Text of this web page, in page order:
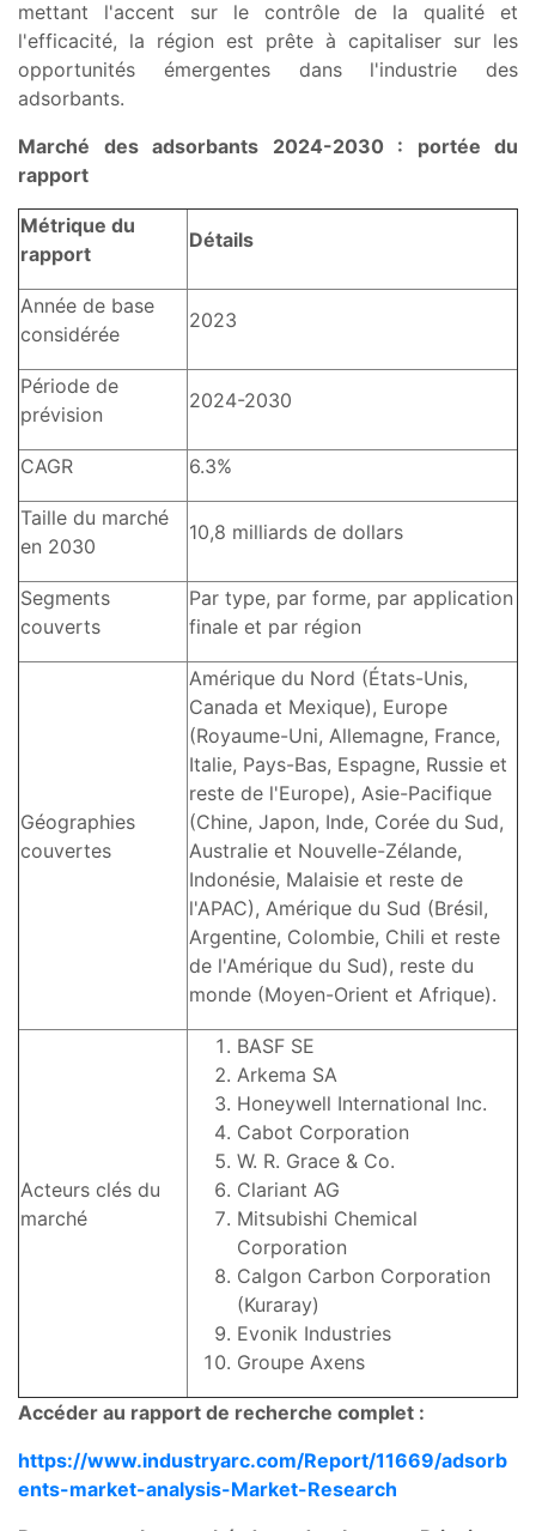
mettant l'accent sur le contrôle de la qualité et
l'efficacité, la région est prête à capitaliser sur les
opportunités émergentes dans l'industrie des
adsorbants.
Marché des adsorbants 2024-2030 : portée du
rapport
Métrique du
rapport
Détails
Année de base
considérée
2023
Période de
prévision
2024-2030
CAGR 6.3%
Taille du marché
en 2030
10,8 milliards de dollars
Segments
couverts
Par type, par forme, par application
finale et par région
Géographies
couvertes
Amérique du Nord (États-Unis,
Canada et Mexique), Europe
(Royaume-Uni, Allemagne, France,
Italie, Pays-Bas, Espagne, Russie et
reste de l'Europe), Asie-Pacifique
(Chine, Japon, Inde, Corée du Sud,
Australie et Nouvelle-Zélande,
Indonésie, Malaisie et reste de
l'APAC), Amérique du Sud (Brésil,
Argentine, Colombie, Chili et reste
de l'Amérique du Sud), reste du
monde (Moyen-Orient et Afrique).
Acteurs clés du
marché
BASF SE
Arkema SA
Honeywell International Inc.
Cabot Corporation
W. R. Grace & Co.
Clariant AG
Mitsubishi Chemical
Corporation
Calgon Carbon Corporation
(Kuraray)
Evonik Industries
Groupe Axens
Accéder au rapport de recherche complet :
https://www.industryarc.com/Report/11669/adsorb
ents-market-analysis-Market-Research